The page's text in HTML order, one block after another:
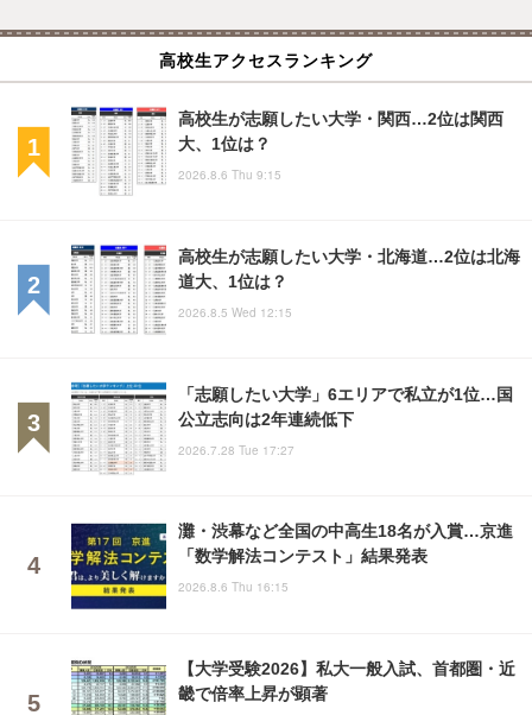
高校生アクセスランキング
高校生が志願したい大学・関西…2位は関西
大、1位は？
2026.8.6 Thu 9:15
高校生が志願したい大学・北海道…2位は北海
道大、1位は？
2026.8.5 Wed 12:15
「志願したい大学」6エリアで私立が1位…国
公立志向は2年連続低下
2026.7.28 Tue 17:27
灘・渋幕など全国の中高生18名が入賞…京進
「数学解法コンテスト」結果発表
2026.8.6 Thu 16:15
【大学受験2026】私大一般入試、首都圏・近
畿で倍率上昇が顕著